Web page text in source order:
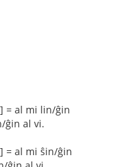
= al mi lin/ĝin
ĝin al vi.
= al mi ŝin/ĝin